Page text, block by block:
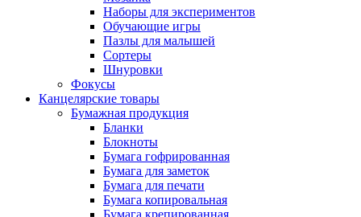
Наборы для экспериментов
Обучающие игры
Пазлы для малышей
Сортеры
Шнуровки
Фокусы
Канцелярские товары
Бумажная продукция
Бланки
Блокноты
Бумага гофрированная
Бумага для заметок
Бумага для печати
Бумага копировальная
Бумага крепированная